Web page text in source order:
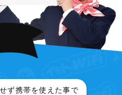
ず携帯を使えた事で